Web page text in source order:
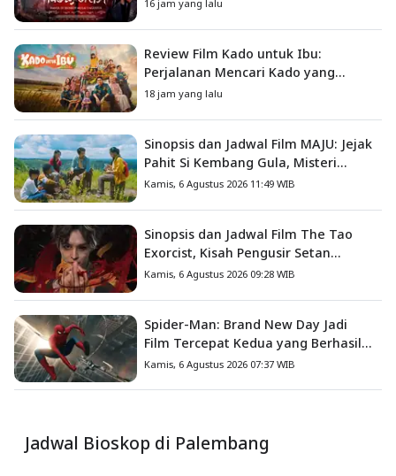
16 jam yang lalu
Review Film Kado untuk Ibu:
Perjalanan Mencari Kado yang
Mengajarkan Arti Keluarga
18 jam yang lalu
Sinopsis dan Jadwal Film MAJU: Jejak
Pahit Si Kembang Gula, Misteri
Hilangnya Bagas di Lokasi Jambore
Kamis, 6 Agustus 2026 11:49 WIB
Sinopsis dan Jadwal Film The Tao
Exorcist, Kisah Pengusir Setan
Melawan Kutukan Mematikan
Kamis, 6 Agustus 2026 09:28 WIB
Spider-Man: Brand New Day Jadi
Film Tercepat Kedua yang Berhasil
Tembus US$1 Miliar
Kamis, 6 Agustus 2026 07:37 WIB
Jadwal Bioskop di Palembang